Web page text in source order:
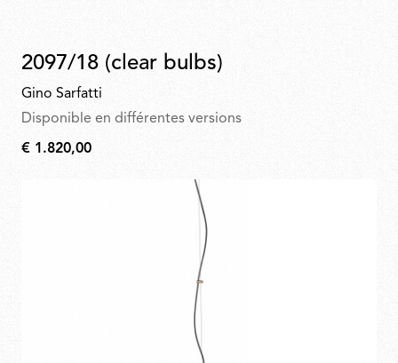
2097/18 (clear bulbs)
Gino Sarfatti
Disponible en différentes versions
€
€ 1.820,00